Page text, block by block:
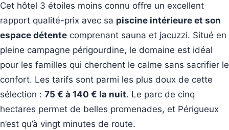
Cet hôtel 3 étoiles moins connu offre un excellent
rapport qualité-prix avec sa piscine intérieure et son
espace détente comprenant sauna et jacuzzi. Situé en
pleine campagne périgourdine, le domaine est idéal
pour les familles qui cherchent le calme sans sacrifier le
confort. Les tarifs sont parmi les plus doux de cette
sélection : 75 € à 140 € la nuit. Le parc de cinq
hectares permet de belles promenades, et Périgueux
n’est qu’à vingt minutes de route.